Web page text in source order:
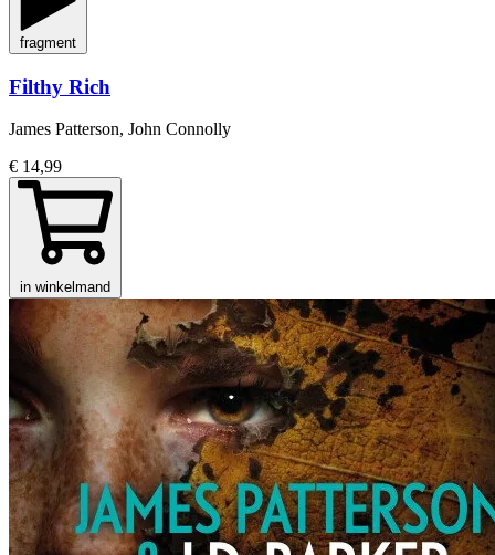
fragment
Filthy Rich
James Patterson, John Connolly
€ 14,99
in winkelmand